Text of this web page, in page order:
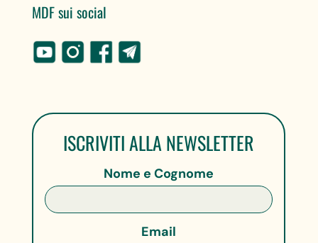
MDF sui social
ISCRIVITI ALLA NEWSLETTER
Nome e Cognome
Email